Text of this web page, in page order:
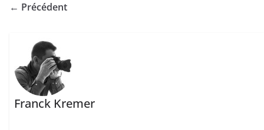
← Précédent
Franck Kremer